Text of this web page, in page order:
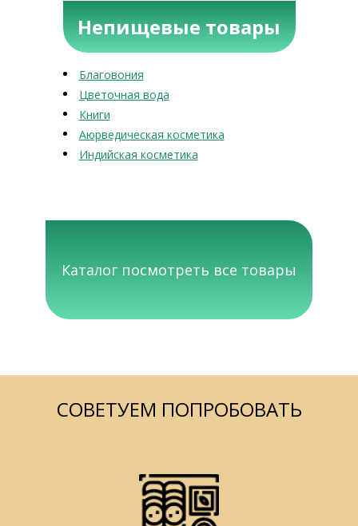
Непищевые товары
Благовония
Цветочная вода
Книги
Аюрведическая косметика
Индийская косметика
Каталог посмотреть все товары
СОВЕТУЕМ ПОПРОБОВАТЬ